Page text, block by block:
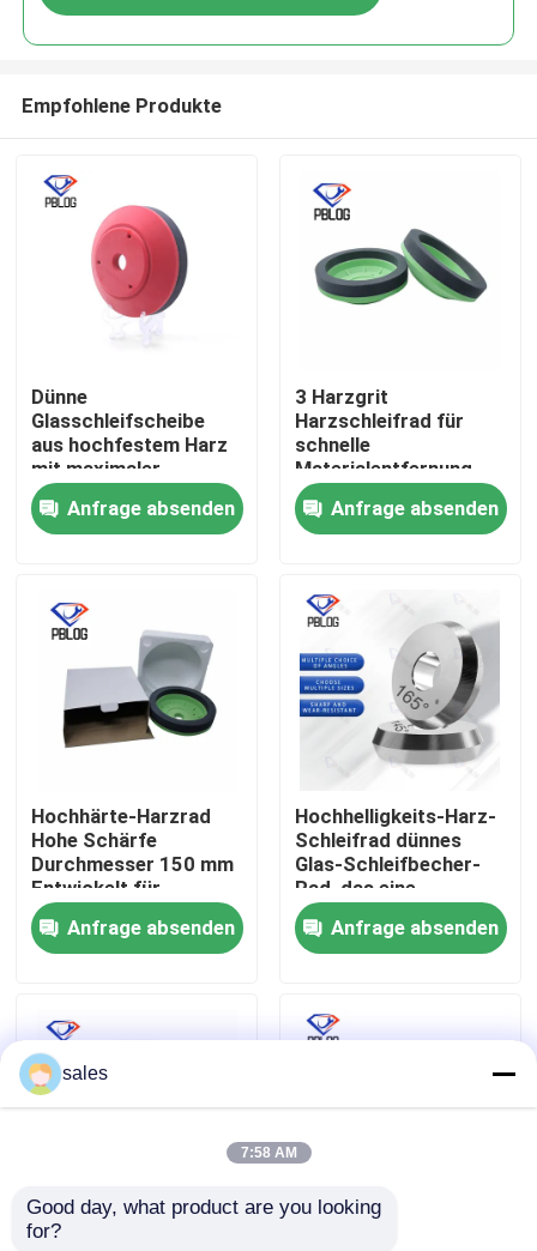
EINREICHUNGEN
Produkte
Über uns
Qualitätskontrolle
Kontakt
Referenzen
Schleifscheibe des Diamanten
Galvanisierte Schleifscheibe
Empfohlene Produkte
Dünne
Glasschleifscheibe
aus hochfestem Harz
mit maximaler
Drehzahl unter 2800
U/min, optimiert für
Stabilität und
Anfrage absenden
3 Harzgrit
Harzschleifrad für
schnelle
Materialentfernung
und glatte
Oberflächenveredelung
in der
optimiert
Anfrage absenden
Hochhärte-Harzrad
Hohe Schärfe
Durchmesser 150 mm
Entwickelt für
dauerhafte Leistung
beim Schneiden und
Schleifen
Anfrage absenden
Hochhelligkeits-Harz-
Schleifrad dünnes
Glas-Schleifbecher-
Rad, das eine
ausgezeichnete
Haltbarkeit und
Schleifleistung bietet
Anfrage absenden
Schleifrad
sales
7:58 AM
Good day, what product are you looking
for?